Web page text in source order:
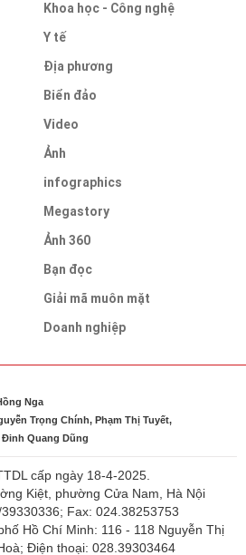
Khoa học - Công nghệ
Y tế
Địa phương
Biển đảo
Video
Ảnh
infographics
Megastory
Ảnh 360
Bạn đọc
Giải mã muôn mặt
Doanh nghiệp
Nga
Trọng Chính, Phạm Thị Tuyết,
Quang Dũng
cấp ngày 18-4-2025.
Kiệt, phường Cửa Nam, Hà Nội
Fax: 024.38253753
Hồ Chí Minh: 116 - 118 Nguyễn Thị
Điện thoại: 028.39303464